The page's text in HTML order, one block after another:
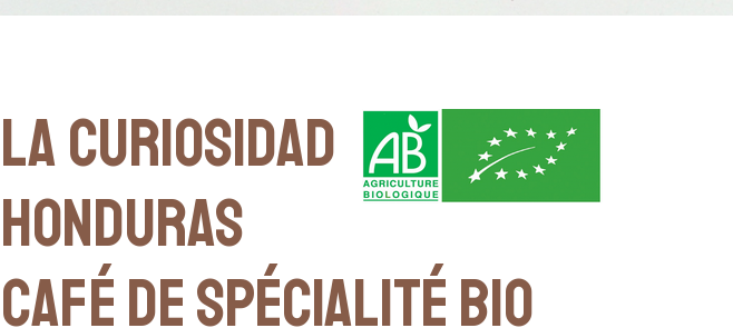
LA CURIOSIDAD
HONDURAS
CAFÉ DE SPÉCIALITÉ BIO